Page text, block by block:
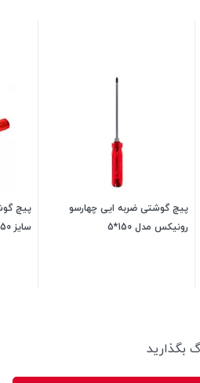
پیچ گوشتی ضربه ایی چهارسو
رونیکس مدل 150*5
پیچ
سایز 250*8
بگذارید